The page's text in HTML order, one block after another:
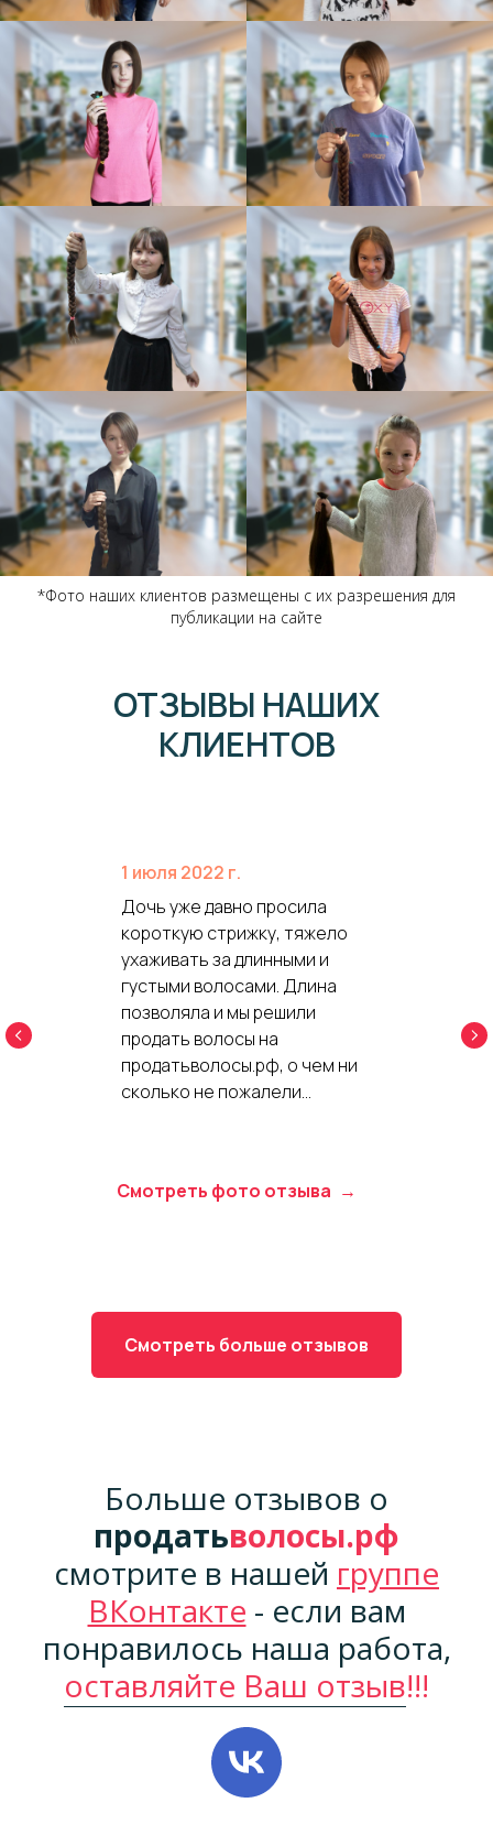
*Фото наших клиентов размещены с их разрешения для
публикации на сайте
ОТЗЫВЫ НАШИХ
КЛИЕНТОВ
1 июля 2022 г.
Дочь уже давно просила
короткую стрижку, тяжело
ухаживать за длинными и
густыми волосами. Длина
позволяла и мы решили
продать волосы на
продатьволосы.рф, о чем ни
сколько не пожалели...
Смотреть фото отзыва
Смотреть больше отзывов
Больше отзывов о
продатьволосы.рф
смотрите в нашей группе
ВКонтакте - если вам
понравилось наша работа,
оставляйте Ваш отзыв!!!